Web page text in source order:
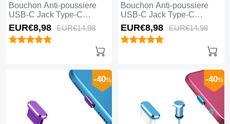
Bouchon Anti-poussiere
USB-C Jack Type-C
Universel H16 Or
EUR€8,98 EUR€14,98
Bouchon Anti-poussiere
USB-C Jack Type-C
Universel H15 Vert
EUR€8,98 EUR€14,98
-40% -40%